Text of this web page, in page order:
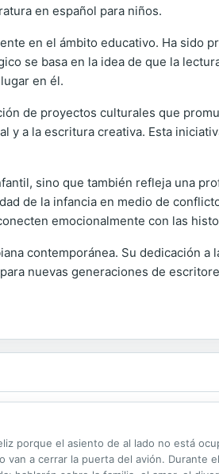
en español para niños.
en el ámbito educativo. Ha sido
se basa en la idea de que la
en él.
de proyectos culturales que
y a la escritura creativa. Esta
sino que también refleja una
de la infancia en medio de
emocionalmente con las
contemporánea. Su dedicación
nuevas generaciones de
porque el asiento de al lado no está
a cerrar la puerta del avión. Durante